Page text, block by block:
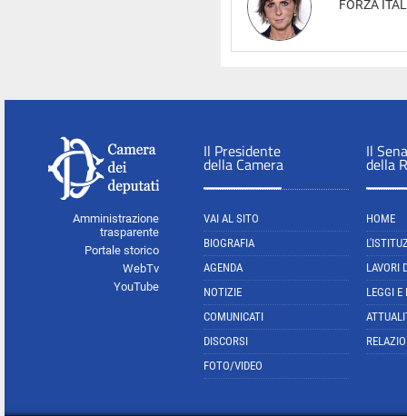
FORZA
Amministrazione
trasparente
Portale storico
WebTv
YouTube
Il Presidente
della Camera
VAI AL SITO
BIOGRAFIA
AGENDA
NOTIZIE
COMUNICATI
DISCORSI
FOTO/VIDEO
Il
della
HOME
LAVORI
LEGGI E